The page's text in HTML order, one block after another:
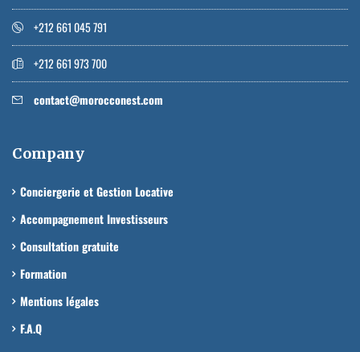
+212 661 045 791
+212 661 973 700
contact@morocconest.com
Company
Conciergerie et Gestion Locative
Accompagnement Investisseurs
Consultation gratuite
Formation
Mentions légales
F.A.Q